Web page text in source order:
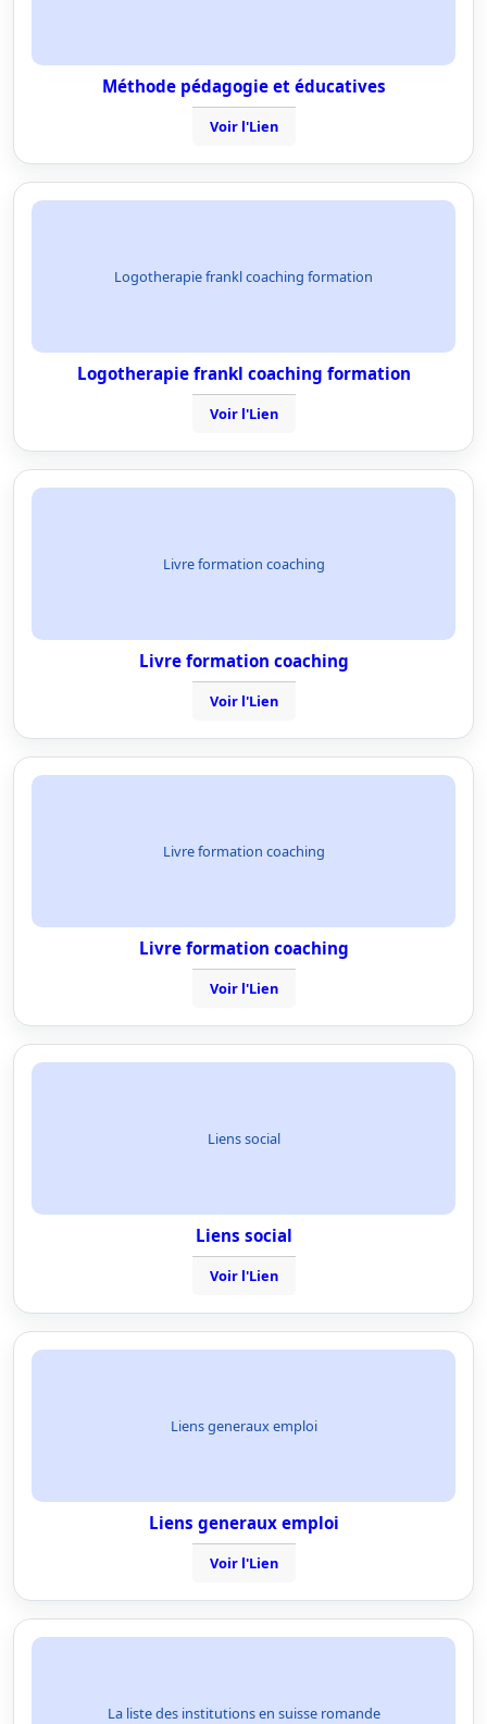
Méthode pédagogie et éducatives
Voir l'Lien
Logotherapie frankl coaching formation
Logotherapie frankl coaching formation
Voir l'Lien
Livre formation coaching
Livre formation coaching
Voir l'Lien
Livre formation coaching
Livre formation coaching
Voir l'Lien
Liens social
Liens social
Voir l'Lien
Liens generaux emploi
Liens generaux emploi
Voir l'Lien
La liste des institutions en suisse romande